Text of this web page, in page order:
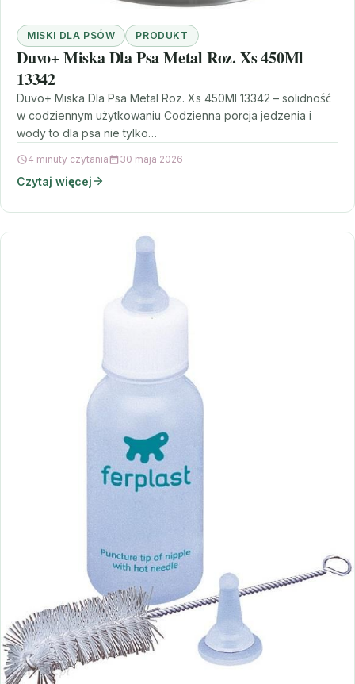
MISKI DLA PSÓW PRODUKT
Duvo+ Miska Dla Psa Metal Roz. Xs 450Ml
13342
Duvo+ Miska Dla Psa Metal Roz. Xs 450Ml 13342 – solidność
w codziennym użytkowaniu Codzienna porcja jedzenia i
wody to dla psa nie tylko…
4 minuty czytania 30 maja 2026
Czytaj więcej